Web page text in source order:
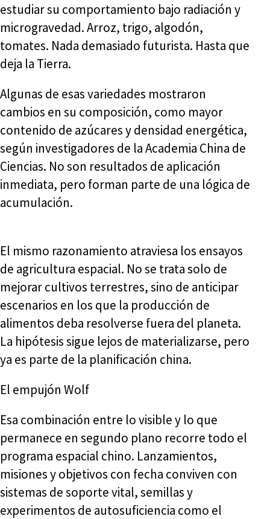
estudiar su comportamiento bajo radiación y
microgravedad. Arroz, trigo, algodón,
tomates. Nada demasiado futurista. Hasta que
deja la Tierra.
Algunas de esas variedades mostraron
cambios en su composición, como mayor
contenido de azúcares y densidad energética,
según investigadores de la Academia China de
Ciencias. No son resultados de aplicación
inmediata, pero forman parte de una lógica de
acumulación.
El mismo razonamiento atraviesa los ensayos
de agricultura espacial. No se trata solo de
mejorar cultivos terrestres, sino de anticipar
escenarios en los que la producción de
alimentos deba resolverse fuera del planeta.
La hipótesis sigue lejos de materializarse, pero
ya es parte de la planificación china.
El empujón Wolf
Esa combinación entre lo visible y lo que
permanece en segundo plano recorre todo el
programa espacial chino. Lanzamientos,
misiones y objetivos con fecha conviven con
sistemas de soporte vital, semillas y
experimentos de autosuficiencia como el